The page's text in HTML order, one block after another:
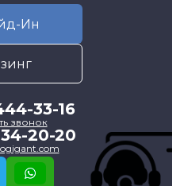
Ин
33-16
звонок
20-20